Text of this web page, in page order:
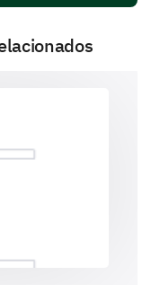
during your